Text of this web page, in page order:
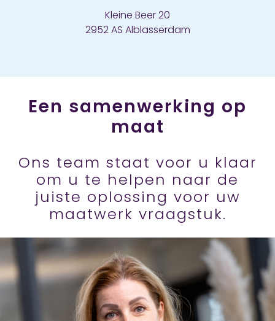
Kleine Beer 20
2952 AS Alblasserdam
Een samenwerking op
maat
Ons team staat voor u klaar
om u te helpen naar de
juiste oplossing voor uw
maatwerk vraagstuk.